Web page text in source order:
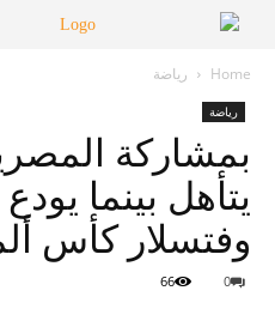
Home رياضة
رياضة
بمشاركة
يتأهل بينما
وفتسلار كأس
0
66